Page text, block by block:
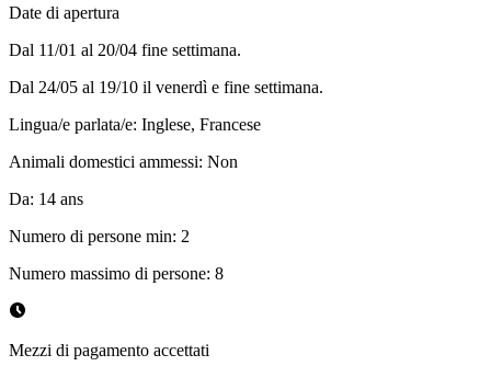
Date di apertura
Dal 11/01 al 20/04 fine settimana.
Dal 24/05 al 19/10 il venerdì e fine settimana.
Lingua/e parlata/e: Inglese, Francese
Animali domestici ammessi: Non
Da: 14 ans
Numero di persone min: 2
Numero massimo di persone: 8
Mezzi di pagamento accettati